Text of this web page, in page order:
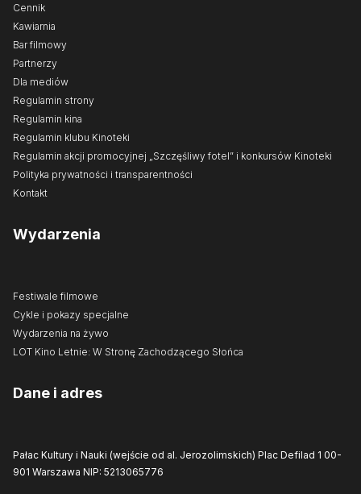
Cennik
Kawiarnia
Bar filmowy
Partnerzy
Dla mediów
Regulamin strony
Regulamin kina
Regulamin klubu Kinoteki
Regulamin akcji promocyjnej „Szczęśliwy fotel” i konkursów Kinoteki
Polityka prywatności i transparentności
Kontakt
Wydarzenia
Festiwale filmowe
Cykle i pokazy specjalne
Wydarzenia na żywo
LOT Kino Letnie: W Stronę Zachodzącego Słońca
Dane i adres
Pałac Kultury i Nauki (wejście od al. Jerozolimskich) Plac Defilad 1 00-
901 Warszawa NIP: 5213065776